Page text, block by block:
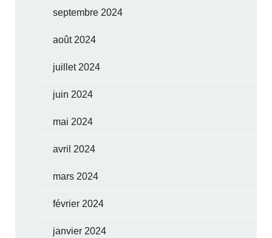
septembre 2024
août 2024
juillet 2024
juin 2024
mai 2024
avril 2024
mars 2024
février 2024
janvier 2024